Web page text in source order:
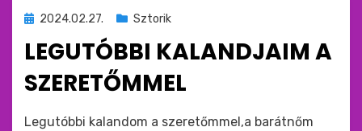
Beküldve
2024.02.27. Sztorik
LEGUTÓBBI KALANDJAIM A
SZERETŐMMEL
monkey
Legutóbbi kalandom a szeretőmmel,a barátnőm